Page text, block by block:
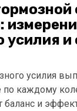
усилия и
усилия
каждому
и